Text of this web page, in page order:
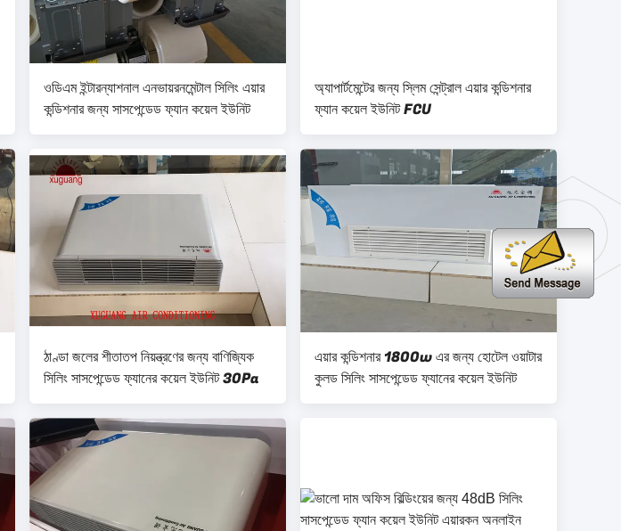
ওডিএম ইন্টারন্যাশনাল এনভায়রনমেন্টাল সিলিং এয়ার
কন্ডিশনার জন্য সাসপেন্ডেড ফ্যান কয়েল ইউনিট
অ্যাপার্টমেন্টের জন্য স্লিম সেন্ট্রাল এয়ার কন্ডিশনার
ফ্যান কয়েল ইউনিট FCU
ঠাণ্ডা জলের শীতাতপ নিয়ন্ত্রণের জন্য বাণিজ্যিক
সিলিং সাসপেন্ডেড ফ্যানের কয়েল ইউনিট 30Pa
এয়ার কন্ডিশনার 1800w এর জন্য হোটেল ওয়াটার
কুলড সিলিং সাসপেন্ডেড ফ্যানের কয়েল ইউনিট